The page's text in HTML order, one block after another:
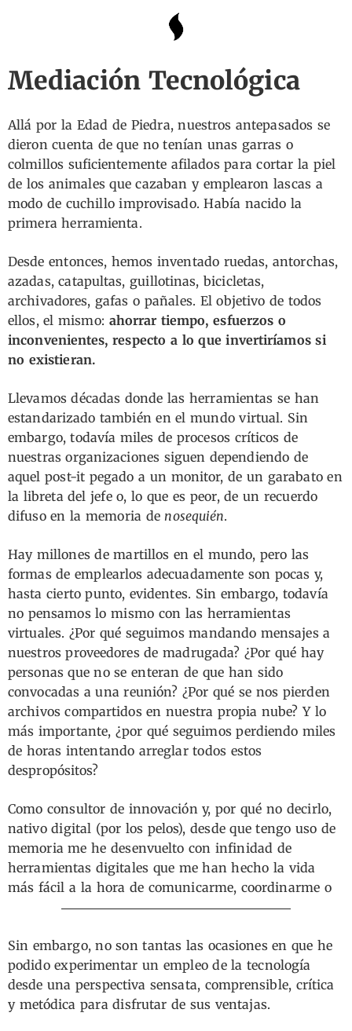
Mediación Tecnológica
Allá por la Edad de Piedra, nuestros antepasados se
dieron cuenta de que no tenían unas garras o
colmillos suficientemente afilados para cortar la piel
de los animales que cazaban y emplearon lascas a
modo de cuchillo improvisado. Había nacido la
primera herramienta.
Desde entonces, hemos inventado ruedas, antorchas,
azadas, catapultas, guillotinas, bicicletas,
archivadores, gafas o pañales. El objetivo de todos
ellos, el mismo: ahorrar tiempo, esfuerzos o
inconvenientes, respecto a lo que invertiríamos si
no existieran.
Llevamos décadas donde las herramientas se han
estandarizado también en el mundo virtual. Sin
embargo, todavía miles de procesos críticos de
nuestras organizaciones siguen dependiendo de
aquel post-it pegado a un monitor, de un garabato en
la libreta del jefe o, lo que es peor, de un recuerdo
difuso en la memoria denosequién.
Hay millones de martillos en el mundo, pero las
formas de emplearlos adecuadamente son pocas y,
hasta cierto punto, evidentes. Sin embargo, todavía
no pensamos lo mismo con las herramientas
virtuales. ¿Por qué seguimos mandando mensajes a
nuestros proveedores de madrugada? ¿Por qué hay
personas que no se enteran de que han sido
convocadas a una reunión? ¿Por qué se nos pierden
archivos compartidos en nuestra propia nube? Y lo
más importante, ¿por qué seguimos perdiendo miles
de horas intentando arreglar todos estos
despropósitos?
Como consultor de innovación y, por qué no decirlo,
nativo digital (por los pelos), desde que tengo uso de
memoria me he desenvuelto con infinidad de
herramientas digitales que me han hecho la vida
más fácil a la hora de comunicarme, coordinarme o
cocrear con mis equipos.
Sin embargo, no son tantas las ocasiones en que he
podido experimentar un empleo de la tecnología
desde una perspectiva sensata, comprensible, crítica
y metódica para disfrutar de sus ventajas.